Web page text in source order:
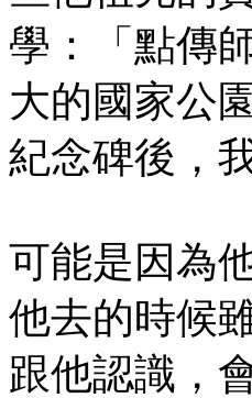
學：「點傳
大的國家公
紀念碑後，
可能是因為
他去的時候
跟他認識，